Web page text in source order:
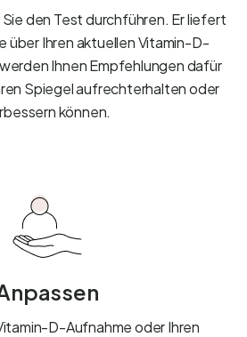
den Test durchführen. Er liefert
über Ihren aktuellen Vitamin-D-
Ihnen Empfehlungen dafür
Spiegel aufrechterhalten oder
können.
D-Aufnahme oder Ihren